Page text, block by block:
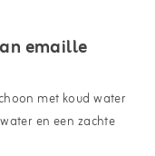
emaille
met koud water
en een zachte